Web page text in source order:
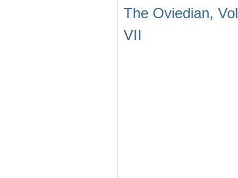
The Oviedian,
VII